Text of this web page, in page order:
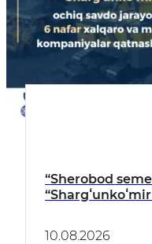
“Sherobod
10.08.2026